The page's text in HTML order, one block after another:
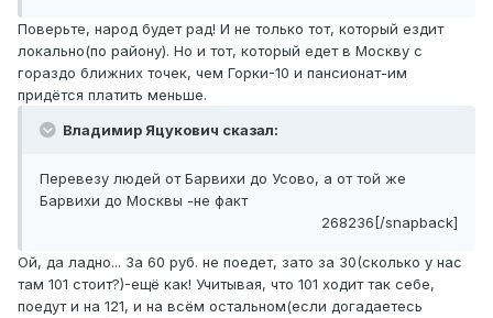
Поверьте, народ будет рад! И не только тот, который ездит
локально(по району). Но и тот, который едет в Москву с
гораздо ближних точек, чем Горки-10 и пансионат-им
придётся платить меньше.
Владимир Яцукович сказал:
Перевезу людей от Барвихи до Усово, а от той же
Барвихи до Москвы -не факт
268236[/snapback]
Ой, да ладно... За 60 руб. не поедет, зато за 30(сколько у нас
там 101 стоит?)-ещё как! Учитывая, что 101 ходит так себе,
поедут и на 121, и на всём остальном(если догадаетесь